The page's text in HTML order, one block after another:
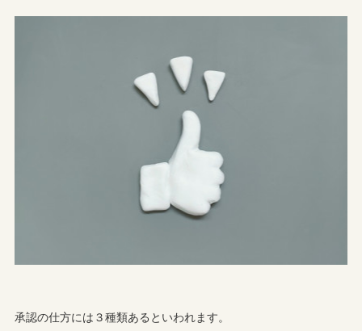
承認の仕方には３種類あるといわれます。